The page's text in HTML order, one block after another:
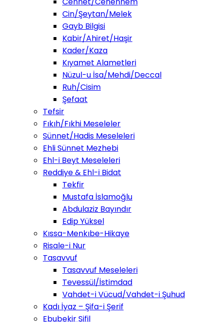
Cin/Şeytan/Melek
Gayb Bilgisi
Kabir/Ahiret/Haşir
Kader/Kaza
Kıyamet Alametleri
Nüzul-u İsa/Mehdi/Deccal
Ruh/Cisim
Şefaat
Tefsir
Fıkıh/Fıkhi Meseleler
Sünnet/Hadis Meseleleri
Ehli Sünnet Mezhebi
Ehl-i Beyt Meseleleri
Reddiye & Ehl-i Bidat
Tekfir
Mustafa İslamoğlu
Abdulaziz Bayındır
Edip Yüksel
Kıssa-Menkıbe-Hikaye
Risale-i Nur
Tasavvuf
Tasavvuf Meseleleri
Tevessül/İstimdad
Vahdet-i Vücud/Vahdet-i Şuhud
Kadı İyaz – Şifa-i Şerif
Ebubekir Sifil